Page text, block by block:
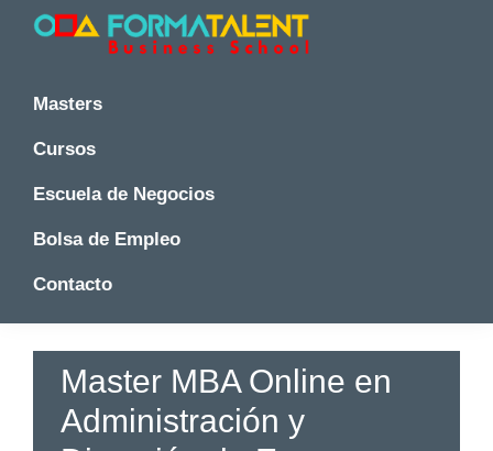
Saltar
Saltar
Saltar
principal
y
Master
en
Madrid
Formatalent
y
en
-
Formatalent
Masters
Cursos
Escuela de Negocios
Bolsa de Empleo
Contacto
Master MBA Online en
Administración y